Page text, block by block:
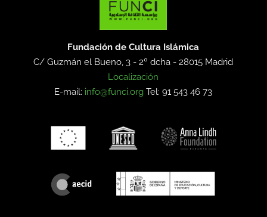
Fundación de Cultura Islámica
C/ Guzmán el Bueno, 3 - 2º dcha -28015 Madrid
Localización
E-mail: info@funci.org Tel: 91 543 46 73